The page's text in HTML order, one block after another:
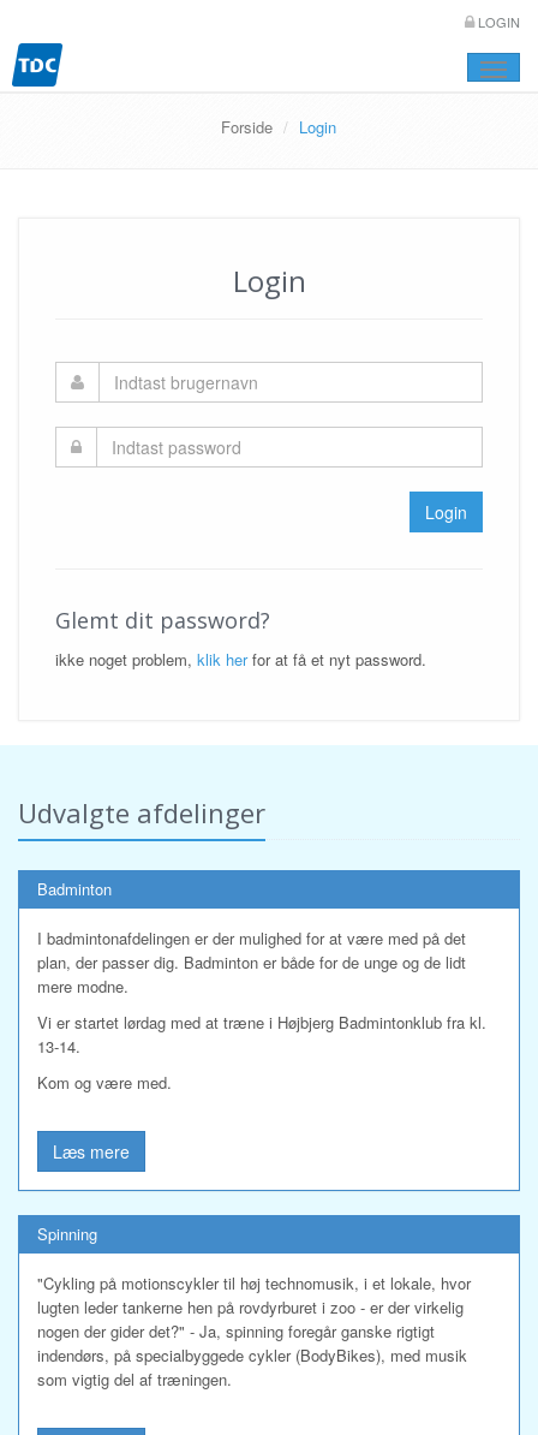
LOGIN
Toggle
Forside
Login
Login
Login
Glemt dit password?
ikke noget problem, klik herfor at få et nyt password.
Udvalgte afdelinger
Badminton
I badmintonafdelingen er der mulighed for at være med på det
plan, der passer dig. Badminton er både for de unge og de lidt
mere modne.
Vi er startet lørdag med at træne i Højbjerg Badmintonklub fra kl.
13-14.
Kom og være med.
Læs mere
Spinning
"Cykling på motionscykler til høj technomusik, i et lokale, hvor
lugten leder tankerne hen på rovdyrburet i zoo - er der virkelig
nogen der gider det?" - Ja, spinning foregår ganske rigtigt
indendørs, på specialbyggede cykler (BodyBikes), med musik
som vigtig del af træningen.